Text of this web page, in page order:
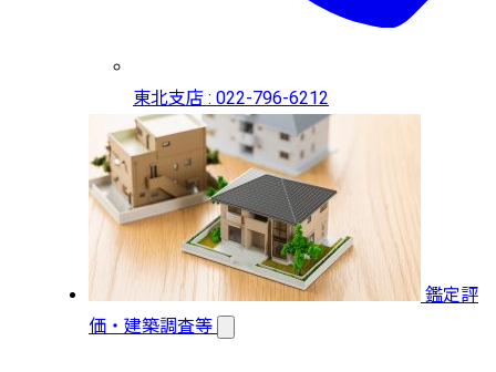
東北支店 : 022-796-6212
鑑定評
価・建築調査等